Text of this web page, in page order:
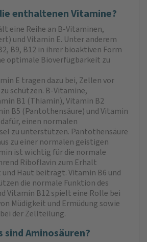
enthaltenen Vitamine?
eine Reihe an B-Vitaminen,
und Vitamin E. Unter anderem
B9, B12 in ihrer bioaktiven Form
optimale Bioverfügbarkeit zu
E tragen dazu bei, Zellen vor
schützen. B-Vitamine,
B1 (Thiamin), Vitamin B2
B5 (Pantothensäure) und Vitamin
einen normalen
zu unterstützen. Pantothensäure
zu einer normalen geistigen
ist wichtig für die normale
Riboflavin zum Erhalt
Haut beiträgt. Vitamin B6 und
die normale Funktion des
Vitamin B12 spielt eine Rolle bei
Müdigkeit und Ermüdung sowie
der Zellteilung.
sind Aminosäuren?